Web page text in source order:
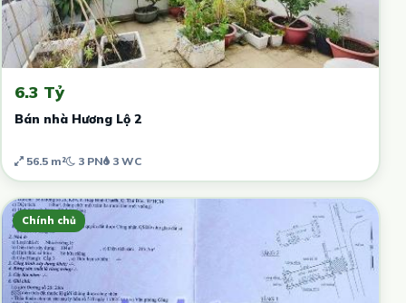
6.3 Tỷ
Bán nhà Hương Lộ 2
56.5 m² 3 PN 3 WC
Chính chủ